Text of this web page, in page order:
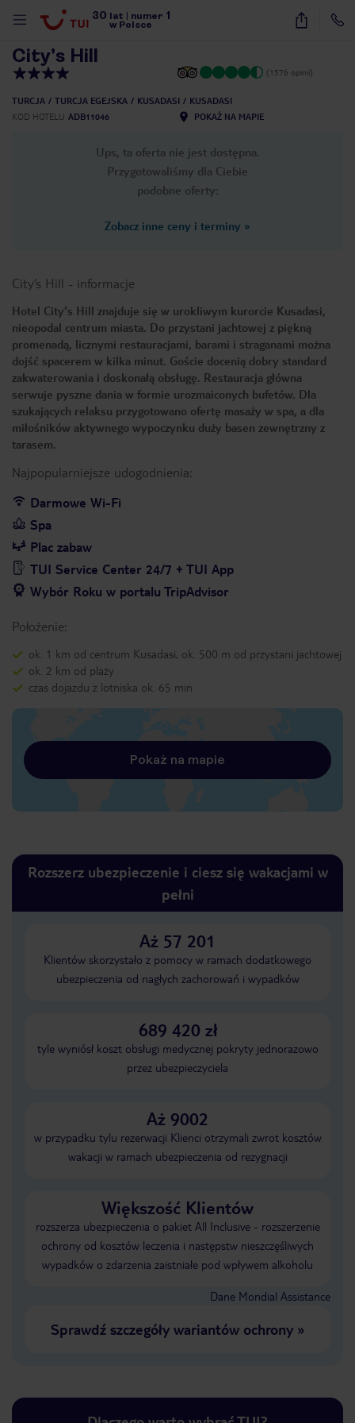
30 lat numer 1
w Polsce
12
City’s Hill
(1576 opinii)
TURCJA TURCJA EGEJSKA KUSADASI
KUSADASI
KOD HOTELU ADB11046 POKAŻ NA MAPIE
Ups, ta oferta nie jest dostępna.
Przygotowaliśmy dla Ciebie
podobne oferty:
Zobacz inne ceny i terminy »
City’s Hill - informacje
Hotel City's Hill znajduje się w urokliwym kurorcie Kusadasi,
nieopodal centrum miasta. Do przystani jachtowej z piękną
promenadą, licznymi restauracjami, barami i straganami można
dojść spacerem w kilka minut. Goście docenią dobry standard
zakwaterowania i doskonałą obsługę. Restauracja główna
serwuje pyszne dania w formie urozmaiconych bufetów. Dla
szukających relaksu przygotowano ofertę masaży w spa, a dla
miłośników aktywnego wypoczynku duży basen zewnętrzny z
tarasem.
Najpopularniejsze udogodnienia:
Darmowe Wi-Fi
Spa
Plac zabaw
TUI Service Center 24/7 + TUI App
Wybór Roku w portalu TripAdvisor
Położenie:
ok. 1 km od centrum Kusadasi, ok. 500 m od przystani jachtowej
ok. 2 km od plaży
czas dojazdu z lotniska ok. 65 min
Pokaż na mapie
Rozszerz ubezpieczenie i ciesz się wakacjami w
pełni
Aż 57 201
Klientów skorzystało z pomocy w ramach dodatkowego
ubezpieczenia od nagłych zachorowań i wypadków
689 420 zł
tyle wyniósł koszt obsługi medycznej pokryty jednorazowo
przez ubezpieczyciela
Aż 9002
w przypadku tylu rezerwacji Klienci otrzymali zwrot kosztów
wakacji w ramach ubezpieczenia od rezygnacji
Większość Klientów
rozszerza ubezpieczenia o pakiet All Inclusive - rozszerzenie
ochrony od kosztów leczenia i następstw nieszczęśliwych
wypadków o zdarzenia zaistniałe pod wpływem alkoholu
Dane Mondial Assistance
Sprawdź szczegóły wariantów ochrony»